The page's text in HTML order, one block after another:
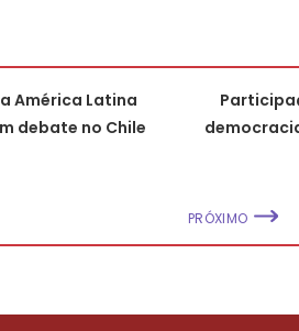
América Latina
debate no Chile
PRÓXIMO